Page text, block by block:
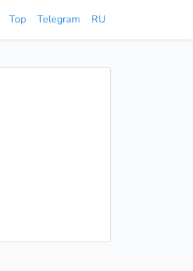
Top Telegram RU